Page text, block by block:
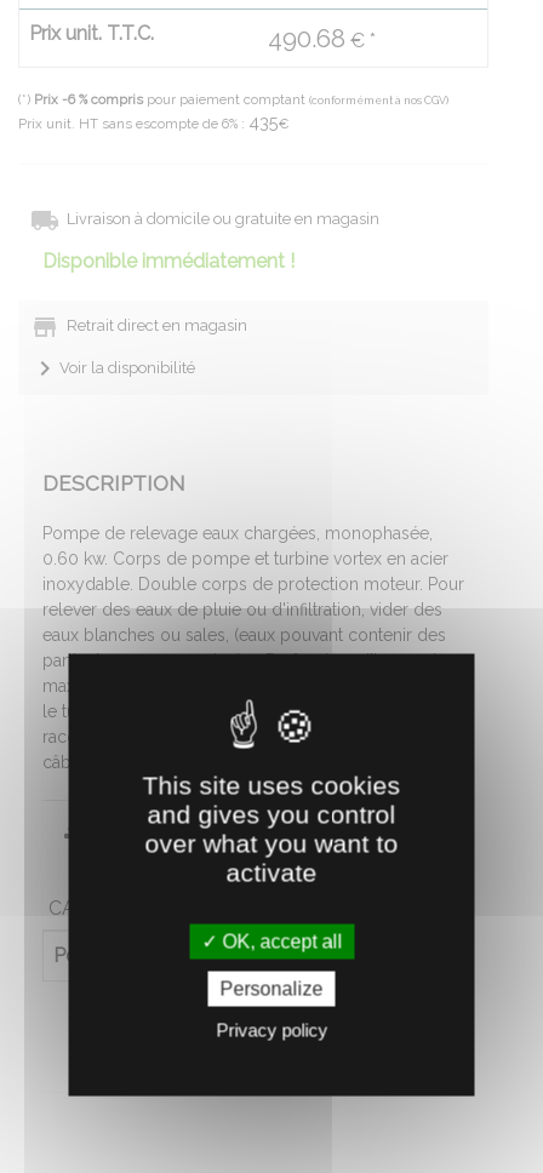
Prix unit. T.T.C. 490.68 € *
(*) Prix -6 % compris pour paiement comptant (conformément à nos CGV)
Prix unit. HT sans escompte de 6% : 435€
Livraison à domicile ou gratuite en magasin
Disponible immédiatement !
Retrait direct en magasin
Voir la disponibilité
DESCRIPTION
Pompe de relevage eaux chargées, monophasée,
0.60 kw. Corps de pompe et turbine vortex en acier
inoxydable. Double corps de protection moteur. Pour
relever des eaux de pluie ou d'infiltration, vider des
eaux blanches ou sales, (eaux pouvant contenir des
particules en suspension). > Profondeur d'immersion
maximale : 7 m. Facile à installer : il suffit de raccorder
le tuyau d'évacuation et de la brancher. Livré avec
raccord de refoulement, avec flotteur et 10 mètres de
câble électrique.
Fiche technique
CARACTÉRISTIQUES
Poids (en kg) 25
This site uses cookies
and gives you control
over what you want to
activate
OK, accept all
Personalize
Privacy policy